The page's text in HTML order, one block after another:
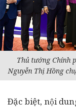
Thủ tướng Chính
Nguyễn Thị Hồng
Đặc biệt, nội